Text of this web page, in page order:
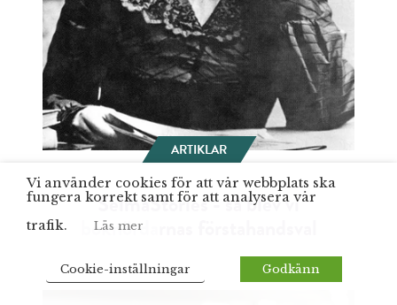
ARTIKLAR
SelmaStories - så blev vi
boknördarnas förstahandsval
Vi använder cookies för att vår webbplats ska
fungera korrekt samt för att analysera vår
trafik.
Läs mer
Cookie-inställningar Godkänn